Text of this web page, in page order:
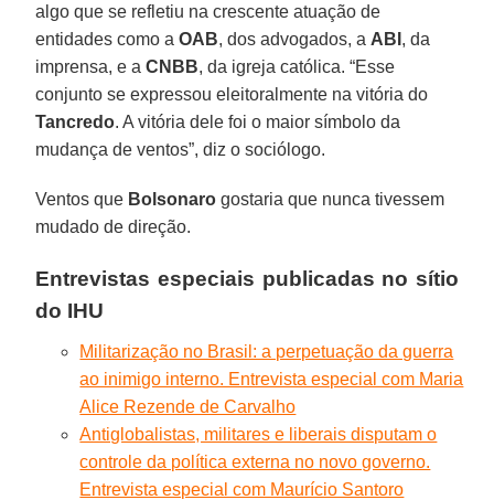
algo que se refletiu na crescente atuação de
entidades como aOAB, dos advogados, a ABI , da
imprensa, e aCNBB, da igreja católica. “Esse
conjunto se expressou eleitoralmente na vitória do
Tancredo. A vitória dele foi o maior símbolo da
mudança de ventos”, diz o sociólogo.
Ventos que Bolsonaro gostaria que nunca tivessem
mudado de direção.
Entrevistas especiais publicadas no sítio
do IHU
Militarização no Brasil: a perpetuação da guerra
ao inimigo interno. Entrevista especial com Maria
Alice Rezende de Carvalho
Antiglobalistas, militares e liberais disputam o
controle da política externa no novo governo.
Entrevista especial com Maurício Santoro